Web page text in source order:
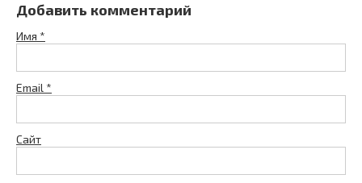
Добавить комментарий
Имя *
Email *
Сайт